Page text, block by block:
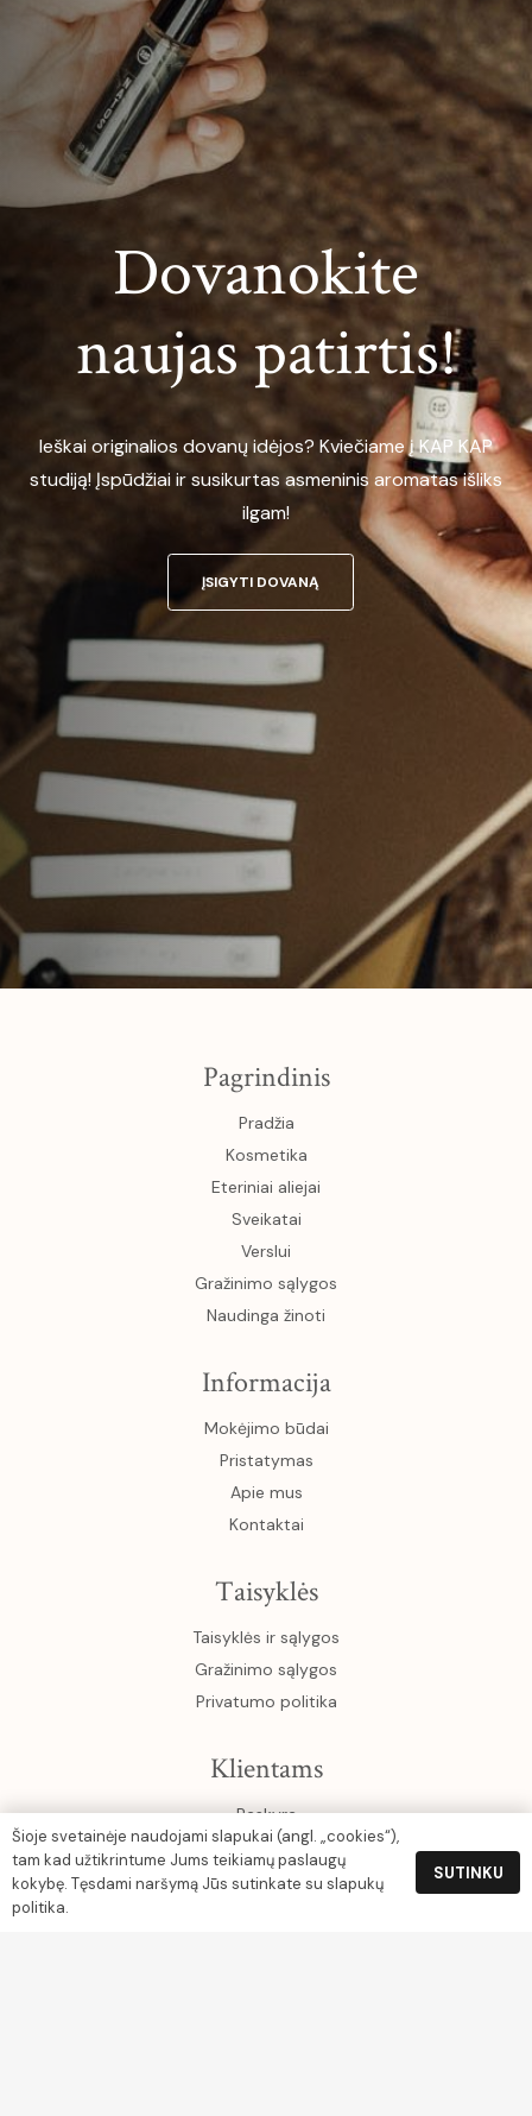
Dovanokite
naujas patirtis!
Ieškai originalios dovanų idėjos? Kviečiame į KAP KAP
studiją! Įspūdžiai ir susikurtas asmeninis aromatas išliks
ilgam!
ĮSIGYTI DOVANĄ
Pagrindinis
Pradžia
Kosmetika
Eteriniai aliejai
Sveikatai
Verslui
Gražinimo sąlygos
Naudinga žinoti
Informacija
Mokėjimo būdai
Pristatymas
Apie mus
Kontaktai
Taisyklės
Taisyklės ir sąlygos
Gražinimo sąlygos
Privatumo politika
Klientams
Paskyra
Krepšelis
Šioje svetainėje naudojami slapukai (angl. „cookies“),
tam kad užtikrintume Jums teikiamų paslaugų
kokybę. Tęsdami naršymą Jūs sutinkate su slapukų
politika.
SUTINKU